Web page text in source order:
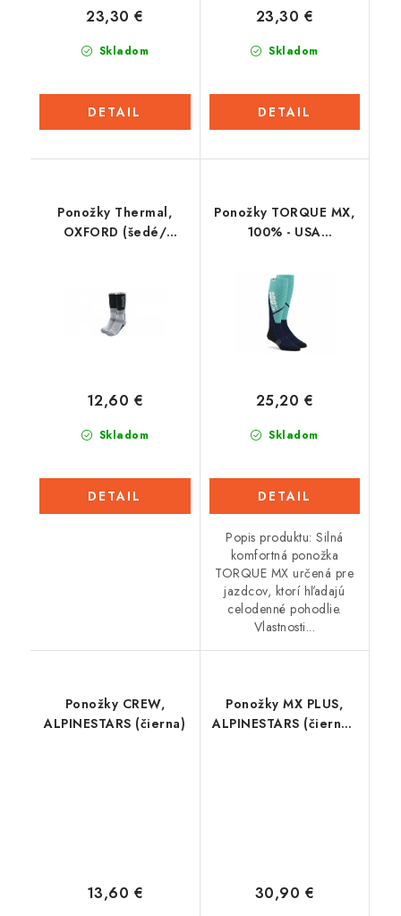
Skladom
23,30 €
DETAIL
Skladom
23,30 €
DETAIL
Ponožky Thermal,
OXFORD (šedé/
Skladom
12,60 €
DETAIL
Ponožky TORQUE MX,
100% - USA
Skladom
25,20 €
DETAIL
Popis produktu: Silná
komfortná ponožka
TORQUE MX určená pre
jazdcov, ktorí hľadajú
celodenné pohodlie.
Vlastnosti...
Ponožky CREW,
ALPINESTARS (čierna)
13,60 €
Ponožky MX PLUS,
ALPINESTARS (čierna/
30,90 €